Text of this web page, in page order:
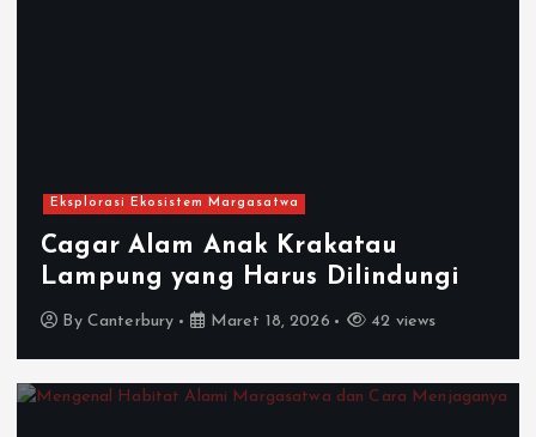
Eksplorasi Ekosistem Margasatwa
Cagar Alam Anak Krakatau
Lampung yang Harus Dilindungi
By Canterbury Maret 18, 2026 42 views